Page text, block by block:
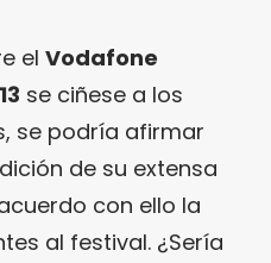
el Vodafone
se ciñese a los
se podría afirmar
de su extensa
con ello la
al festival. ¿Sería